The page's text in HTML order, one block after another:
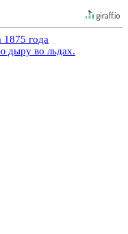
года
дыру во льдах.